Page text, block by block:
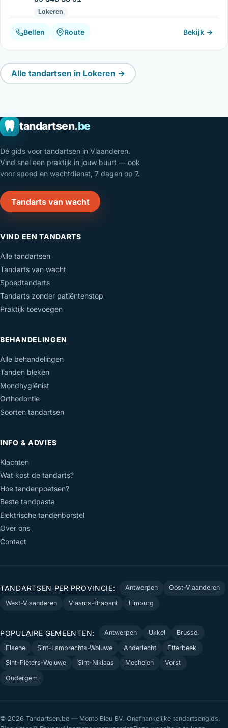
Lokeren
Bellen Route Bekijk →
Alle tandartsen in Lokeren →
tandartsen.be
Dé gids voor tandartsen in Vlaanderen.
Vind snel een praktijk in jouw buurt — ook
voor spoed en wachtdienst, 7 dagen op 7.
Tandarts van wacht
VIND EEN TANDARTS
Alle tandartsen
Tandarts van wacht
Spoedtandarts
Tandarts zonder patiëntenstop
Praktijk toevoegen
BEHANDELINGEN
Alle behandelingen
Tanden bleken
Mondhygiënist
Orthodontie
Soorten tandartsen
INFO & ADVIES
Klachten
Wat kost de tandarts?
Hoe tandenpoetsen?
Beste tandpasta
Elektrische tandenborstel
Over ons
Contact
TANDARTSEN PER PROVINCIE: Antwerpen
Oost-Vlaanderen
West-Vlaanderen
Vlaams-Brabant Limburg
POPULAIRE GEMEENTEN: Antwerpen Ukkel
Brussel
Elsene
Sint-Lambrechts-Woluwe Anderlecht
Etterbeek
Sint-Pieters-Woluwe
Sint-Niklaas Mechelen
Vorst
Oudergem
© 2026 Tandartsen.be — Monto Bleu BV. Onafhankelijke tandartsengids.